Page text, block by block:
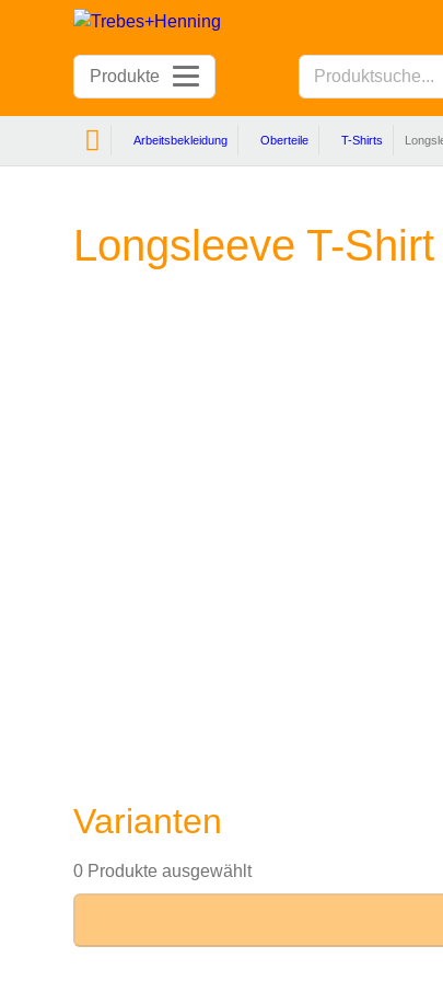
Produkte
Arbeitsbekleidung Oberteile T-Shirts
Longsleeve T-
Varianten
0 Produkte ausgewählt